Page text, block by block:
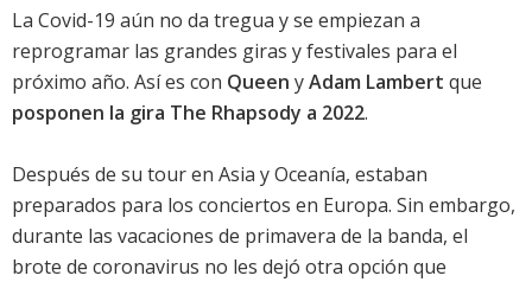
La Covid-19 aún no da tregua y se empiezan a
reprogramar las grandes giras y festivales para el
próximo año. Así es con Queen yAdam Lambert que
posponen la gira The Rhapsody a 2022.
Después de su tour en Asia y Oceanía, estaban
preparados para los conciertos en Europa. Sin embargo,
durante las vacaciones de primavera de la banda, el
brote de coronavirus no les dejó otra opción que